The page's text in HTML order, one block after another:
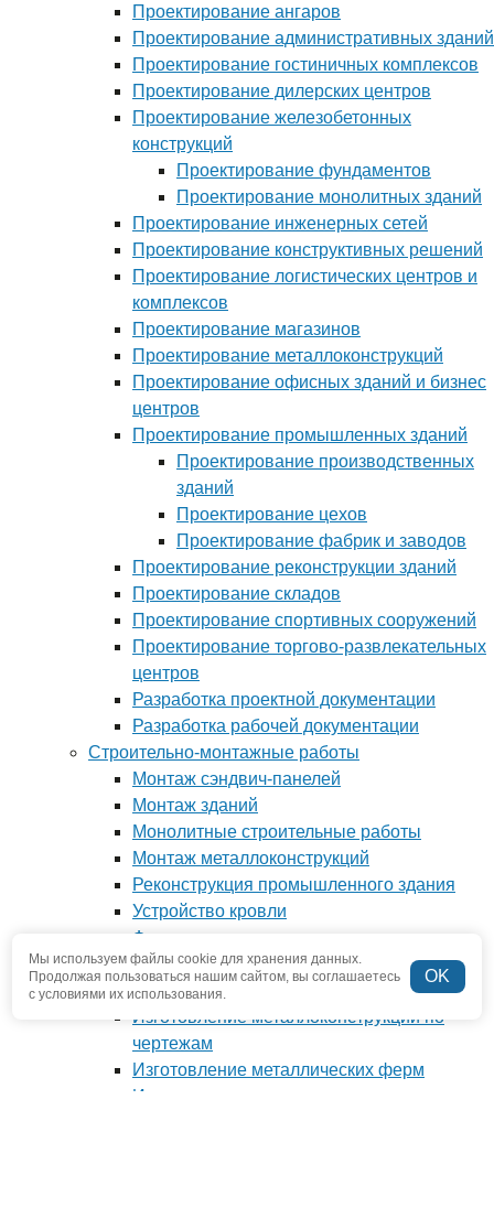
Мы используем файлы cookie для хранения данных.
Продолжая пользоваться нашим сайтом, вы соглашаетесь
с условиями их использования.
OK
Проектирование ангаров
Проектирование административных зданий
Проектирование гостиничных комплексов
Проектирование дилерских центров
Проектирование железобетонных
конструкций
Проектирование фундаментов
Проектирование монолитных зданий
Проектирование инженерных сетей
Проектирование конструктивных решений
Проектирование логистических центров и
комплексов
Проектирование магазинов
Проектирование металлоконструкций
Проектирование офисных зданий и бизнес
центров
Проектирование промышленных зданий
Проектирование производственных
зданий
Проектирование цехов
Проектирование фабрик и заводов
Проектирование реконструкции зданий
Проектирование складов
Проектирование спортивных сооружений
Проектирование торгово-развлекательных
центров
Разработка проектной документации
Разработка рабочей документации
Строительно-монтажные работы
Монтаж сэндвич-панелей
Монтаж зданий
Монолитные строительные работы
Монтаж металлоконструкций
Реконструкция промышленного здания
Устройство кровли
Фундамент под ключ
Производство металлоконструкций
Антресоли и мезонины
Изготовление металлоконструкций по
чертежам
Изготовление металлических ферм
Изготовление нестандартных